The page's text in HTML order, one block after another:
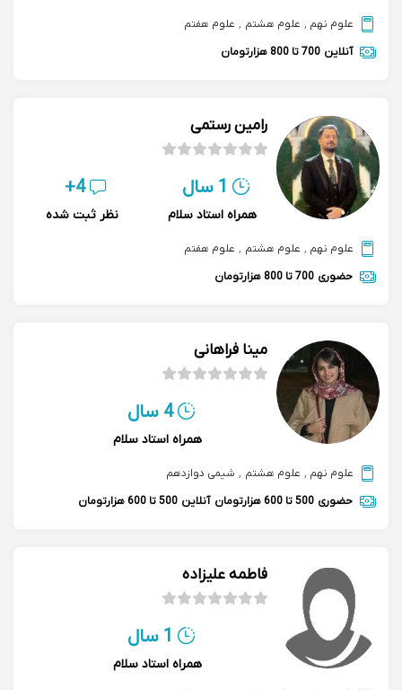
علوم نهم , علوم هشتم , علوم هفتم
آنلاین 700 تا 800 هزارتومان
رامین رستمی
1 سال
همراه استاد سلام
4+
نظر ثبت شده
علوم نهم , علوم هشتم , علوم هفتم
حضوری 700 تا 800 هزارتومان
مینا فراهانی
4 سال
همراه استاد سلام
علوم نهم , علوم هشتم , شیمی دوازدهم
حضوری 500 تا 600 هزارتومان آنلاین 500 تا 600 هزارتومان
فاطمه علیزاده
1 سال
همراه استاد سلام